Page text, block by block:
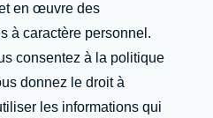
en œuvre des
à caractère personnel.
consentez à la politique
donnez le droit à
les informations qui